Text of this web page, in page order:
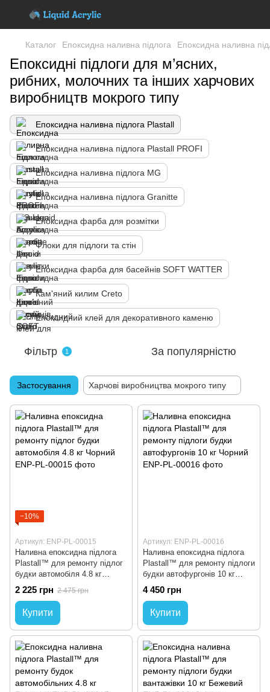
Каталог Епоксидна наливна підлога Епоксидна наливна
Епоксидні підлоги для м’ясних,
рибних, молочних та інших харчових
виробництв мокрого типу
Епоксидна наливна підлога Plastall
Епоксидна наливна підлога Plastall PROFI
Епоксидна наливна підлога MG
Епоксидна наливна підлога Granitte
Епоксидна фарба для розмітки
Флоки для підлоги та стін
Епоксидна фарба для басейнів SOFT WATTER
Кам'яний килим Creto
Епоксидний клей для декоративного каменю
Фільтр 1 За популярністю
Застосування Харчові виробництва мокрого типу
−10%
Артикул: ENP-PL-00015
Наливна епоксидна підлога
Plastall™ для ремонту підлог
будки автомобіля 4.8 кг
Чорний
2 225 грн 2 475 грн
Купити
Артикул: ENP-PL-00016
Наливна епоксидна підлога
Plastall™ для ремонту підлоги
будки автофургонів 10 кг
Чорний
4 450 грн
Купити